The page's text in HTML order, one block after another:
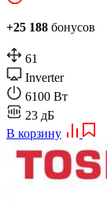
+25 188 бонусов
61
Inverter
6100 Вт
23 дБ
В корзину